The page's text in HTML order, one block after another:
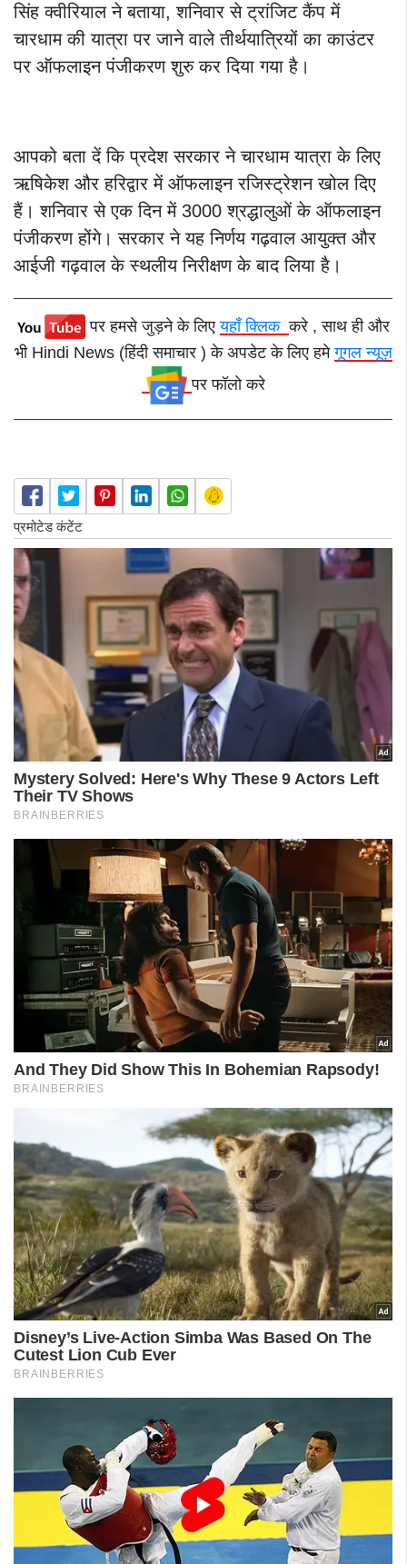
सिंह क्वीरियाल ने बताया, शनिवार से ट्रांजिट कैंप में
चारधाम की यात्रा पर जाने वाले तीर्थयात्रियों का काउंटर
पर ऑफलाइन पंजीकरण शुरु कर दिया गया है।
आपको बता दें कि प्रदेश सरकार ने चारधाम यात्रा के लिए
ऋषिकेश और हरिद्वार में ऑफलाइन रजिस्ट्रेशन खोल दिए
हैं। शनिवार से एक दिन में 3000 श्रद्धालुओं के ऑफलाइन
पंजीकरण होंगे। सरकार ने यह निर्णय गढ़वाल आयुक्त और
आईजी गढ़वाल के स्थलीय निरीक्षण के बाद लिया है।
पर हमसे जुड़ने के लिएयहाँ क्लिककरे , साथ ही और
भी Hindi News (हिंदी समाचार ) के अपडेट के लिए हमेगूगल न्यूज़
पर फॉलो करे